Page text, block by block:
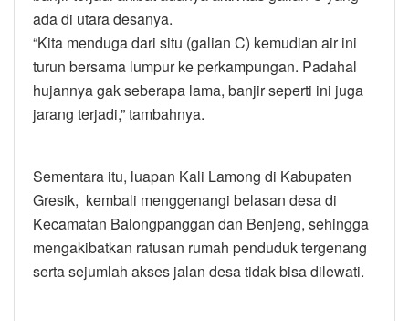
ada di utara desanya.
“Kita menduga dari situ (galian C) kemudian air ini
turun bersama lumpur ke perkampungan. Padahal
hujannya gak seberapa lama, banjir seperti ini juga
jarang terjadi,” tambahnya.
Sementara itu, luapan Kali Lamong di Kabupaten
Gresik, kembali menggenangi belasan desa di
Kecamatan Balongpanggan dan Benjeng, sehingga
mengakibatkan ratusan rumah penduduk tergenang
serta sejumlah akses jalan desa tidak bisa dilewati.